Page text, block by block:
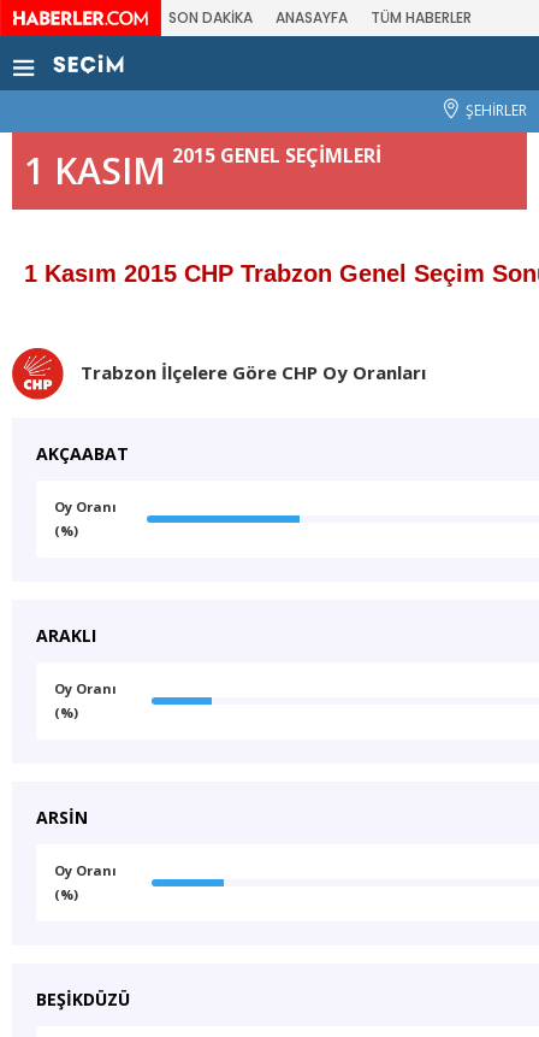
SON DAKİKA ANASAYFA TÜM HABERLER
ŞEHİRLER
1 KASIM 2015 GENEL SEÇİMLERİ
1 Kasım 2015 CHP Trabzon Genel Seçim
Trabzon İlçelere Göre CHP Oy Oranları
AKÇAABAT
Oy Oranı
(%)
ARAKLI
Oy Oranı
(%)
ARSİN
Oy Oranı
(%)
BEŞİKDÜZÜ